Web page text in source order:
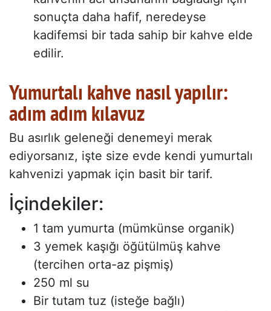
sonuçta daha hafif, neredeyse
kadifemsi bir tada sahip bir kahve elde
edilir.
Yumurtalı kahve nasıl yapılır:
adım adım kılavuz
Bu asırlık geleneği denemeyi merak
ediyorsanız, işte size evde kendi yumurtalı
kahvenizi yapmak için basit bir tarif.
İçindekiler:
1 tam yumurta (mümkünse organik)
3 yemek kaşığı öğütülmüş kahve
(tercihen orta-az pişmiş)
250 ml su
Bir tutam tuz (isteğe bağlı)